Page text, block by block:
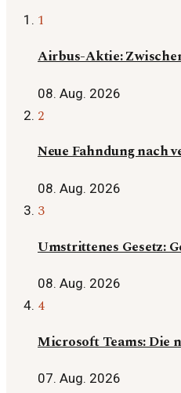
1
Airbus-Aktie:
08. Aug. 2026
2
Neue Fahndung nach
08. Aug. 2026
3
Umstrittenes Gesetz:
08. Aug. 2026
4
Microsoft Teams: Die
07. Aug. 2026